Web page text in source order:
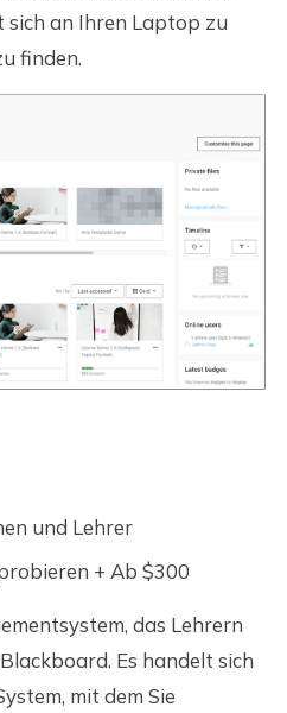
an Ihren Laptop zu
finden.
und Lehrer
+ Ab $300
das Lehrern
Es handelt sich
mit dem Sie